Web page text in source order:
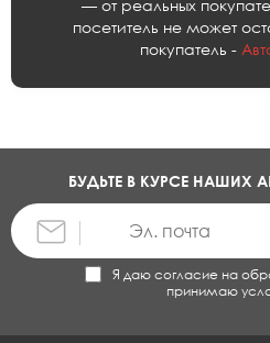
— от реальных
посетитель не может
покупатель -
БУДЬТЕ В КУРСЕ НАШИХ
Я даю согласие на
принимаю